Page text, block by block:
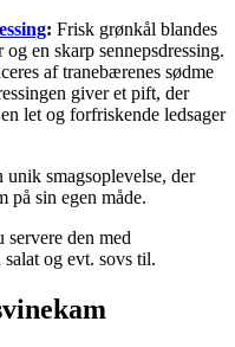
: Frisk grønkål blandes
en skarp sennepsdressing.
af tranebærenes sødme
giver et pift, der
let og forfriskende ledsager
smagsoplevelse, der
på sin egen måde.
den med
salat og evt. sovs til.